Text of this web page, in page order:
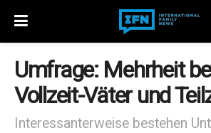
Umfrage: Mehrheit
Vollzeit-Väter und
Interessanterweise bestehen